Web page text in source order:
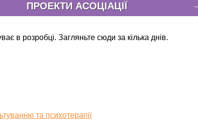
ПРОЕКТИ АСОЦІАЦІЇ
в розробці. Загляньте сюди за кілька днів.
та психотерапії